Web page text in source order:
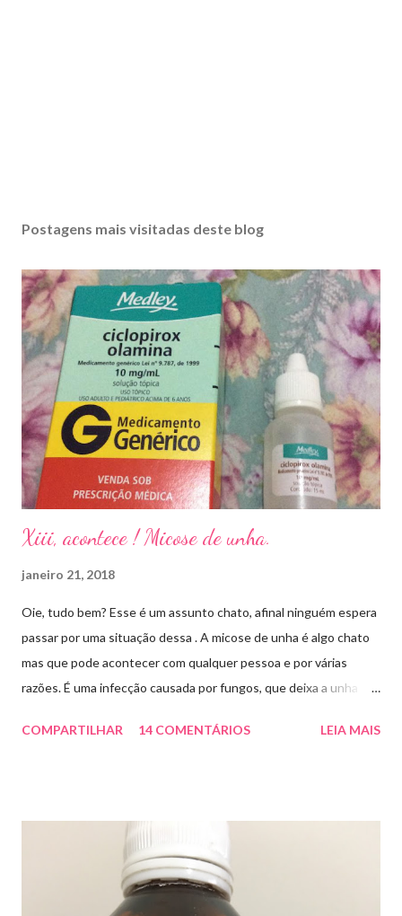
Postagens mais visitadas deste blog
Xiii, acontece ! Micose de unha.
janeiro 21, 2018
Oie, tudo bem? Esse é um assunto chato, afinal ninguém espera
passar por uma situação dessa . A micose de unha é algo chato
mas que pode acontecer com qualquer pessoa e por várias
razões. É uma infecção causada por fungos, que deixa a unha
descolar da pele. As causas mais comuns dessas micoses é por
micose de unha é feito com esmaltes antifúngicos ou remédios
orais ,ou para aplicação local receitados pelo dermatologista. O
tempo para tratamento pode variar de 06 meses a um ano. Para
COMPARTILHAR 14 COMENTÁRIOS LEIA MAIS